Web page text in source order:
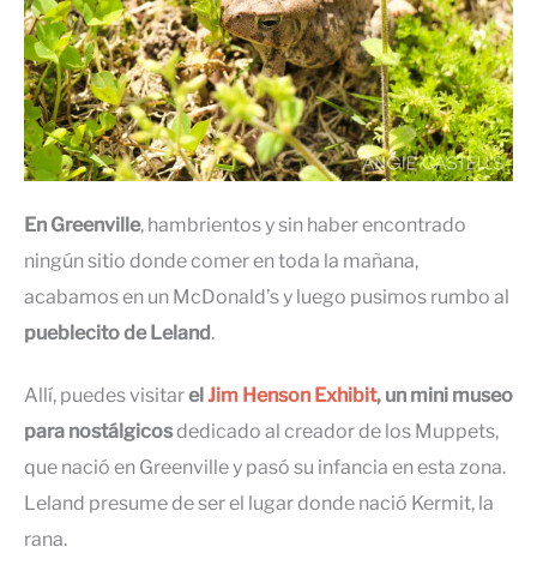
En Greenville, hambrientos y sin haber encontrado
ningún sitio donde comer en toda la mañana,
acabamos en un McDonald’s y luego pusimos rumbo al
pueblecito de Leland .
Allí, puedes visitarel Jim Henson Exhibit, un mini museo
para nostálgicosdedicado al creador de los Muppets,
que nació en Greenville y pasó su infancia en esta zona.
Leland presume de ser el lugar donde nació Kermit, la
rana.